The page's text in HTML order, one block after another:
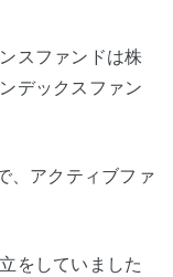
スファンドは株
デックスファン
、アクティブファ
をしていました